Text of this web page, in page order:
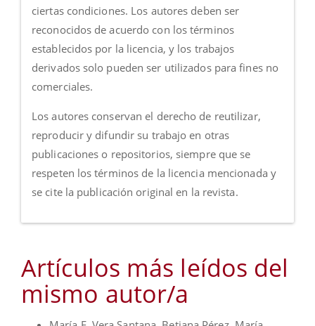
ciertas condiciones. Los autores deben ser
reconocidos de acuerdo con los términos
establecidos por la licencia, y los trabajos
derivados solo pueden ser utilizados para fines no
comerciales.
Los autores conservan el derecho de reutilizar,
reproducir y difundir su trabajo en otras
publicaciones o repositorios, siempre que se
respeten los términos de la licencia mencionada y
se cite la publicación original en la revista.
Artículos más leídos del
mismo autor/a